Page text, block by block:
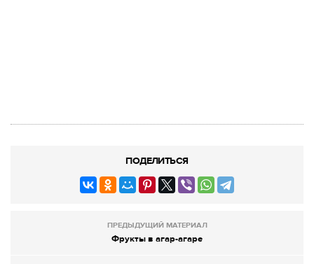
ПОДЕЛИТЬСЯ
ПРЕДЫДУЩИЙ МАТЕРИАЛ
Фрукты в агар-агаре